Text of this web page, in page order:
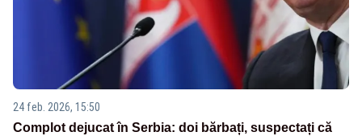
24 feb. 2026, 15:50
Complot dejucat în Serbia: doi bărbați, suspectați că